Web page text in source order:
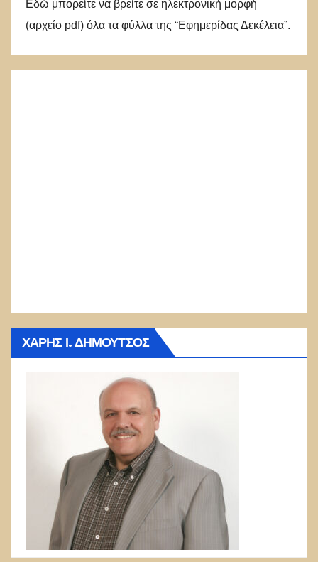
Εδώ μπορείτε να βρείτε σε ηλεκτρονική μορφή
(αρχείο pdf) όλα τα φύλλα της “Εφημερίδας Δεκέλεια”.
ΧΆΡΗΣ Ι. ΔΗΜΟΎΤΣΟΣ